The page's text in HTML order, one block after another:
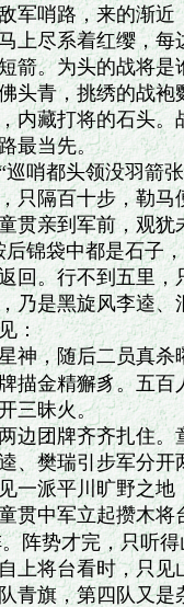
军哨路，来的渐
上尽系着红缨，
箭。为头的战将是
头青，挑绣的战
内藏打将的石头
最当先。
哨都头领没羽箭
只隔百十步，勒
贯亲到军前，观
锦袋中都是石子
回。行不到五里
乃是黑旋风李逵
：
神，随后二员真
描金精獬豸。五
三昧火。
边团牌齐齐扎住
、樊瑞引步军分
一派平川旷野之
贯中军立起攒木
阵势才完，只听
上将台看时，只
青旗，第四队又